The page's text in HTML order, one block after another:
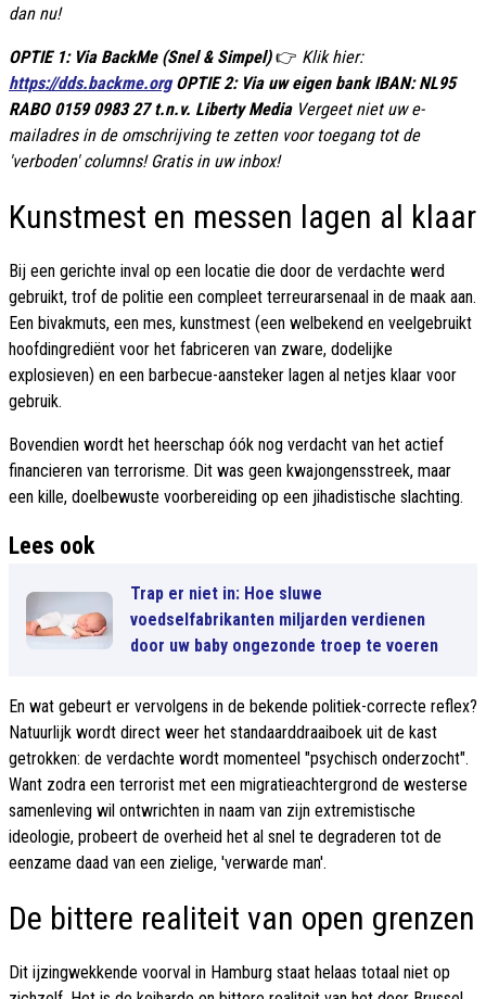
dan nu!
OPTIE 1: Via BackMe (Snel & Simpel)👉 Klik hier:
https://dds.backme.org OPTIE 2: Via uw eigen bank IBAN: NL95
RABO 0159 0983 27 t.n.v. Liberty Media Vergeet niet uw e-
mailadres in de omschrijving te zetten voor toegang tot de
'verboden' columns! Gratis in uw inbox!
Kunstmest en messen lagen al klaar
Bij een gerichte inval op een locatie die door de verdachte werd
gebruikt, trof de politie een compleet terreurarsenaal in de maak aan.
Een bivakmuts, een mes, kunstmest (een welbekend en veelgebruikt
hoofdingrediënt voor het fabriceren van zware, dodelijke
explosieven) en een barbecue-aansteker lagen al netjes klaar voor
gebruik.
Bovendien wordt het heerschap óók nog verdacht van het actief
financieren van terrorisme. Dit was geen kwajongensstreek, maar
een kille, doelbewuste voorbereiding op een jihadistische slachting.
Lees ook
Trap er niet in: Hoe sluwe
voedselfabrikanten miljarden verdienen
door uw baby ongezonde troep te voeren
En wat gebeurt er vervolgens in de bekende politiek-correcte reflex?
Natuurlijk wordt direct weer het standaarddraaiboek uit de kast
getrokken: de verdachte wordt momenteel "psychisch onderzocht".
Want zodra een terrorist met een migratieachtergrond de westerse
samenleving wil ontwrichten in naam van zijn extremistische
ideologie, probeert de overheid het al snel te degraderen tot de
eenzame daad van een zielige, 'verwarde man'.
De bittere realiteit van open grenzen
Dit ijzingwekkende voorval in Hamburg staat helaas totaal niet op